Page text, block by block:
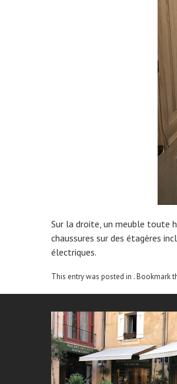
Sur la droite, un meuble toute
chaussures sur des étagères
électriques.
This entry was posted in . Bookmark